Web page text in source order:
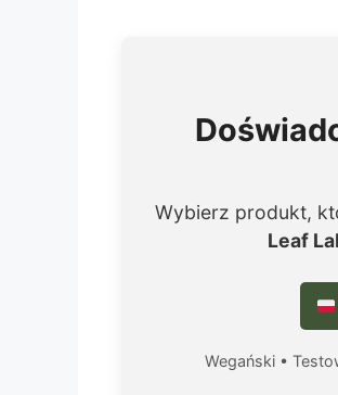
Wybierz produkt,
Leaf
Wegański •